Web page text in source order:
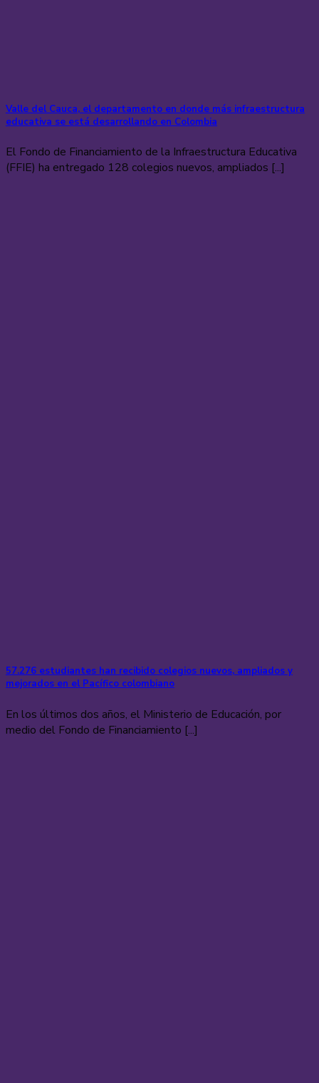
Valle del Cauca, el departamento en donde más infraestructura
educativa se está desarrollando en Colombia
El Fondo de Financiamiento de la Infraestructura Educativa
(FFIE) ha entregado 128 colegios nuevos, ampliados [...]
57.276 estudiantes han recibido colegios nuevos, ampliados y
mejorados en el Pacífico colombiano
En los últimos dos años, el Ministerio de Educación, por
medio del Fondo de Financiamiento [...]